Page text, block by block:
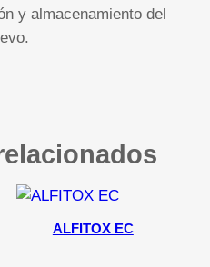
y almacenamiento del
ALFITOX EC